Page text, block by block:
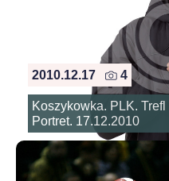
2010.12.17 4
Koszykowka. PLK.
Portret. 17.12.2010